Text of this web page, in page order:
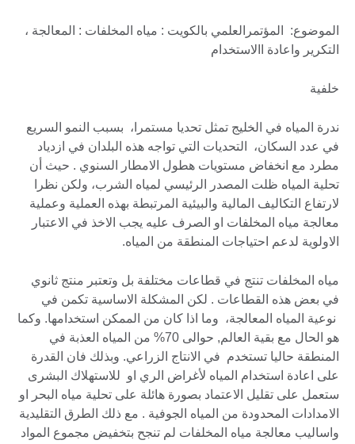
الموضوع: المؤتمرالعلمي بالكويت : مياه المخلفات : المعالجة ،
التكرير واعادة االاستخدام
خلفية
ندرة المياه في الخليج تمثل تحديا مستمرا، بسبب النمو السريع
في عدد السكان، التحديات التي تواجه هذه البلدان في ازدياد
مطرد مع انخفاض مستويات هطول الامطار السنوي . حيث أن
تحلية المياه ظلت المصدر الرئيسي لمياه الشرب، ولكن نظرا
لارتفاع التكاليف المالية والبيئية المرتبطة بهذه العملية وعملية
معالجة مياه المخلفات او الصرف عليه يجب الاخذ في الاعتبار
الاولوية لدعم احتياجات المنطقة من المياه.
مياه المخلفات تنتج في قطاعات مختلفة بل وتعتبر منتج ثانوي
في بعض هذه القطاعات . لكن المشكلة الاساسية تكمن في
نوعية المياه المعالجة، وما اذا كان من الممكن استخدامها. وكما
هو الحال مع بقية العالم, حوالى 70% من المياه العذبة في
المنطقة حاليا تستخدم في الانتاج الزراعي. وبذلك فان القدرة
على اعادة استخدام المياه لأغراض الري او للاستهلاك البشرى
ستعمل على تقليل الاعتماد بصورة هائلة على تحلية مياه البحر او
الامدادات المحدودة من المياه الجوفية . مع ذلك الطرق التقليدية
واساليب معالجة مياه المخلفات لم تنجح بتخفيض مجموع المواد